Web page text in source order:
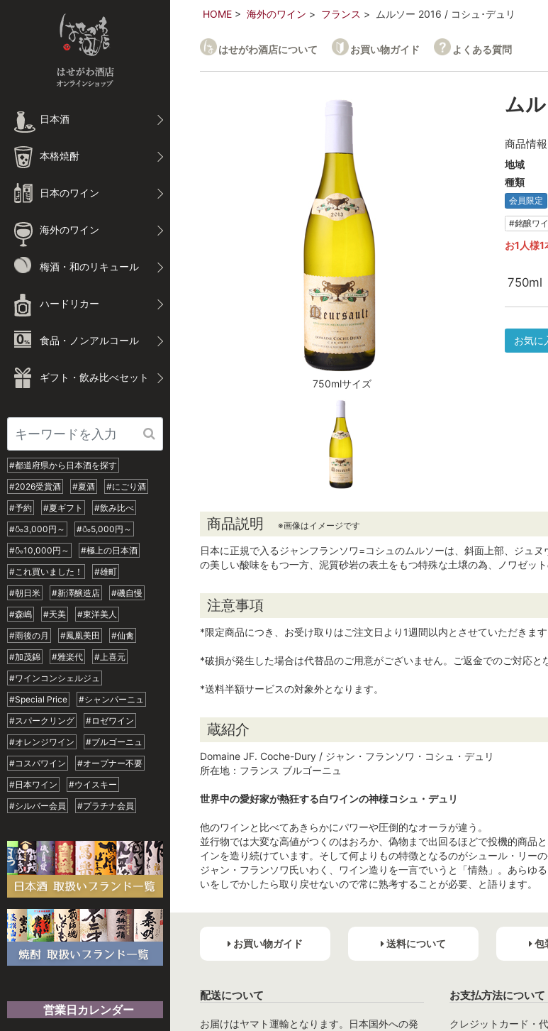
日本酒
本格焼酎
日本のワイン
海外のワイン
梅酒・和のリキュール
ハードリカー
食品・ノンアルコール
ギフト・飲み比べセット
#都道府県から日本酒を探す
#2026受賞酒
#夏酒
#にごり酒
#予約
#夏ギフト
#飲み比べ
#🍶3,000円～
#🍶5,000円～
#🍶10,000円～
#極上の日本酒
#これ買いました！
#雄町
#朝日米
#新澤醸造店
#磯自慢
#森嶋
#天美
#東洋美人
#雨後の月
#鳳凰美田
#仙禽
#加茂錦
#雅楽代
#上喜元
#ワインコンシェルジュ
#Special Price
#シャンパーニュ
#スパークリング
#ロゼワイン
#オレンジワイン
#ブルゴーニュ
#コスパワイン
#オープナー不要
#日本ワイン
#ウイスキー
#シルバー会員
#プラチナ会員
営業日カレンダー
HOME 海外のワイン フランス ムルソー 2016 / コシュ･デュリ
はせがわ酒店について お買い物ガイド よくある質問
750mlサイズ
ム
商品情報
地域
種類
会員限定
#銘醸ワ
お1人様1
750ml
お気に
商品説明 ※画像はイメージです
日本に正規で入るジャンフランソワ=コシュのムルソーは、斜面上部、ジュ
の美しい酸味をもつ一方、泥質砂岩の表土をもつ特殊な土壌の為、ノワゼッ
注意事項
*限定商品につき、お受け取りはご注文日より1週間以内とさせていただきます
*破損が発生した場合は代替品のご用意がございません。ご返金でのご対応と
*送料半額サービスの対象外となります。
蔵紹介
Domaine JF. Coche-Dury / ジャン・フランソワ・コシュ・デュリ
所在地：フランス ブルゴーニュ
世界中の愛好家が熱狂する白ワインの神様コシュ・デュリ
他のワインと比べてあきらかにパワーや圧倒的なオーラが違う。
並行物では大変な高値がつくのはおろか、偽物まで出回るほどで投機的商品
インを造り続けています。そして何よりもの特徴となるのがシュール・リー
ジャン・フランソワ氏いわく、ワイン造りを一言でいうと「情熱」。あらゆ
いをしでかしたら取り戻せないので常に熟考することが必要、と語ります。
お買い物ガイド 送料について 包
配送について
お届けはヤマト運輸となります。日本国外への発
お支払方法について
クレジットカード・